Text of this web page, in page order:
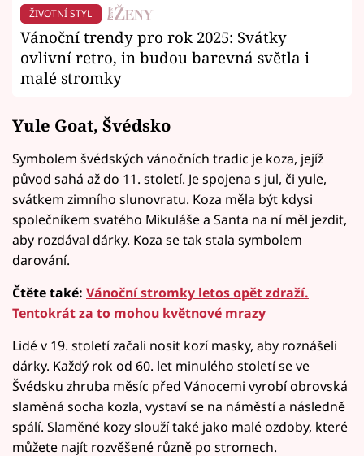
ŽIVOTNÍ STYL
Vánoční trendy pro rok 2025: Svátky
ovlivní retro, in budou barevná světla i
malé stromky
Yule Goat, Švédsko
Symbolem švédských vánočních tradic je koza, jejíž
původ sahá až do 11. století. Je spojena s jul, či yule,
svátkem zimního slunovratu. Koza měla být kdysi
společníkem svatého Mikuláše a Santa na ní měl jezdit,
aby rozdával dárky. Koza se tak stala symbolem
darování.
Čtěte také: Vánoční stromky letos opět zdraží.
Tentokrát za to mohou květnové mrazy
Lidé v 19. století začali nosit kozí masky, aby roznášeli
dárky. Každý rok od 60. let minulého století se ve
Švédsku zhruba měsíc před Vánocemi vyrobí obrovská
slaměná socha kozla, vystaví se na náměstí a následně
spálí. Slaměné kozy slouží také jako malé ozdoby, které
můžete najít rozvěšené různě po stromech.